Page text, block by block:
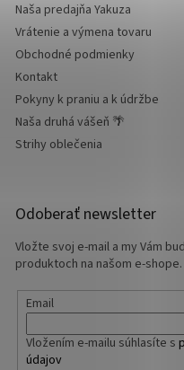
Naša predajňa Yakuza
Vrátenie a výmena tovaru
Obchodné podmienky
Kontakt
Pokyny k praniu a k údržbe
Naša druhá vášeň 🌴
Strihy oblečenia
Odoberať newsletter
Vložte svoj e-mail a my Vám
produktoch na našom e-shope.
Email
Vložením e-mailu súhlasíte s
údajov